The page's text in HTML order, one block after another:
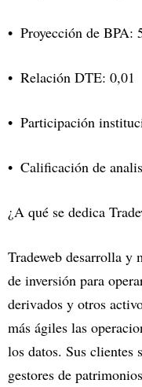
Proyección de BPA:
Relación DTE: 0,01
Participación
Calificación de
¿A qué se dedica
Tradeweb desarrolla y
de inversión para
derivados y otros
más ágiles las
los datos. Sus clientes
gestores de